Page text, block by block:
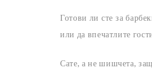
Готови ли сте за
или да впечатлите
Сате, а не шишчета,